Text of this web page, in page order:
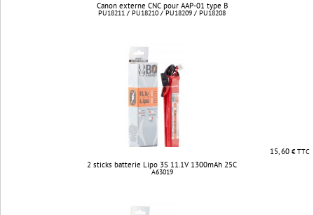
Canon externe CNC pour AAP-01 type B
PU18211 / PU18210 / PU18209 / PU18208
15, 60€ TTC
2 sticks batterie Lipo 3S 11.1V 1300mAh 25C
A63019